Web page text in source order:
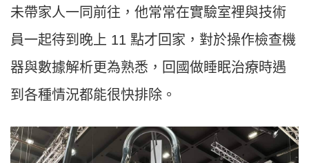
未帶家人一同前往，他常常在實驗室裡與技術
員一起待到晚上 11 點才回家，對於操作檢查機
器與數據解析更為熟悉，回國做睡眠治療時遇
到各種情況都能很快排除。